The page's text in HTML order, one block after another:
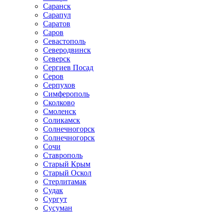
Саранск
Сарапул
Саратов
Саров
Севастополь
Северодвинск
Северск
Сергиев Посад
Серов
Серпухов
Симферополь
Сколково
Смоленск
Соликамск
Солнечногорск
Солнечногорск
Сочи
Ставрополь
Старый Крым
Старый Оскол
Стерлитамак
Судак
Сургут
Сусуман